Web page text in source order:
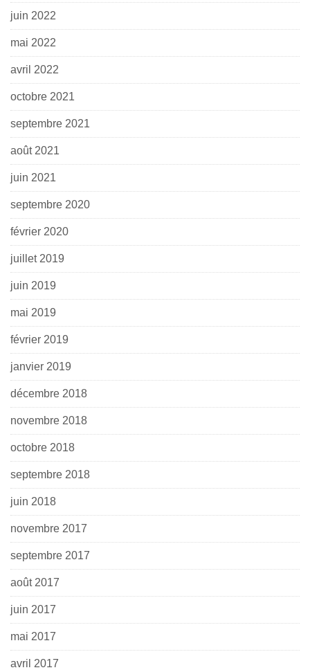
juin 2022
mai 2022
avril 2022
octobre 2021
septembre 2021
août 2021
juin 2021
septembre 2020
février 2020
juillet 2019
juin 2019
mai 2019
février 2019
janvier 2019
décembre 2018
novembre 2018
octobre 2018
septembre 2018
juin 2018
novembre 2017
septembre 2017
août 2017
juin 2017
mai 2017
avril 2017